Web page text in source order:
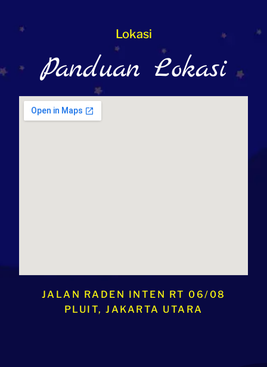
Lokasi
Panduan Lokasi
JALAN RADEN INTEN RT 06/08
PLUIT, JAKARTA UTARA